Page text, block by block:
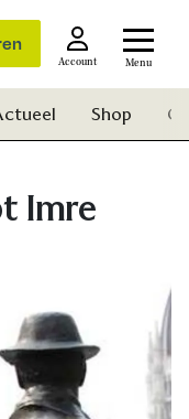
Account Menu
Shop
Imre